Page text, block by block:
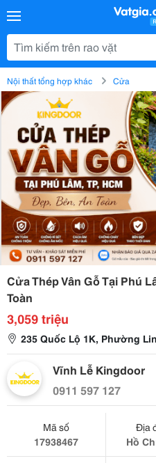
Nội thất tổng hợp khác Cửa
Cửa Thép Vân Gỗ Tại Phú
Toàn
3,059 triệu
235 Quốc Lộ 1K, Phường
Vĩnh Lễ Kingdoor
0911 597 127
Mã số
17938467
Địa
Hồ